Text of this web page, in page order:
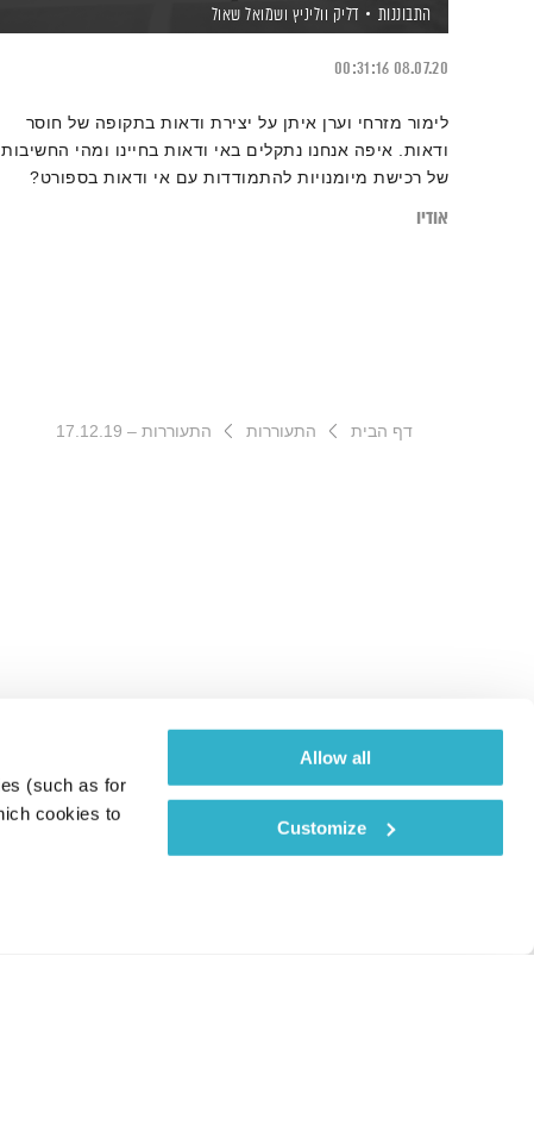
(such as for
cookies to
Allow all
Customize
התבוננות דליק ווליניץ ושמואל שאול
08.07.20
00:31:16
לימור מזרחי וערן איתן על יצירת ודאות בתקופה של חוסר
ודאות. איפה אנחנו נתקלים באי ודאות בחיינו ומהי החשיבות
של רכישת מיומנויות להתמודדות עם אי ודאות בספורט?
אודיו
דף הבית התעוררות התעוררות – 17.12.19